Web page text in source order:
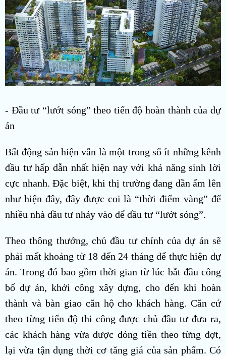
- Đầu tư “lướt sóng” theo tiến độ hoàn thành của dự
án
Bất động sản hiện vẫn là một trong số ít những kênh
đầu tư hấp dẫn nhất hiện nay với khả năng sinh lời
cực nhanh. Đặc biệt, khi thị trường đang dần ấm lên
như hiện đây, đây được coi là “thời điểm vàng” để
nhiều nhà đầu tư nhảy vào để đầu tư “lướt sóng”.
Theo thông thướng, chủ đầu tư chính của dự án sẽ
phải mất khoảng từ 18 đến 24 tháng để thực hiện dự
án. Trong đó bao gồm thời gian từ lúc bắt đầu công
bố dự án, khởi công xây dựng, cho đến khi hoàn
thành và bàn giao căn hộ cho khách hàng. Căn cứ
theo từng tiến độ thi công được chủ đầu tư đưa ra,
các khách hàng vừa được đóng tiền theo từng đợt,
lại vừa tận dụng thời cơ tăng giá của sản phẩm. Có